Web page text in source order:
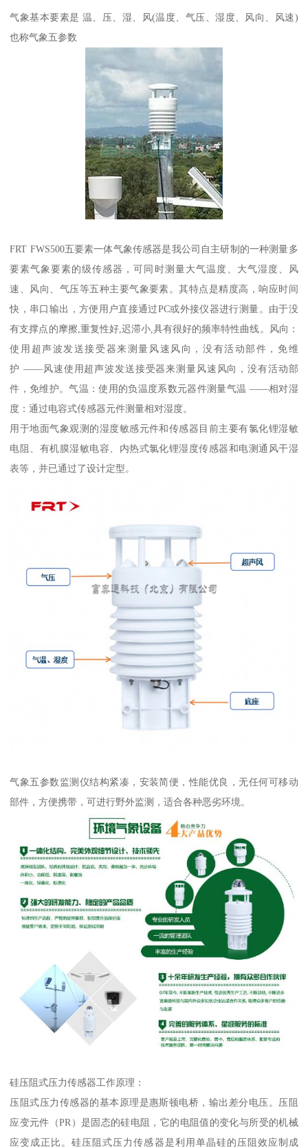
气象基本要素是 温、压、湿、风(温度、气压、湿度、风向、风速)
也称气象五参数
FRT FWS500五要素一体气象传感器是我公司自主研制的一种测量多
要素气象要素的级传感器，可同时测量大气温度、大气湿度、风
速、风向、气压等五种主要气象要素。其特点是精度高，响应时间
快，串口输出，方便用户直接通过PC或外接仪器进行测量。由于没
有支撑点的摩擦,重复性好,迟滞小,具有很好的频率特性曲线。风向：
使用超声波发送接受器来测量风速风向，没有活动部件，免维
护 ——风速使用超声波发送接受器来测量风速风向，没有活动部
件，免维护。气温：使用的负温度系数元器件测量气温 ——相对湿
度：通过电容式传感器元件测量相对湿度。
用于地面气象观测的湿度敏感元件和传感器目前主要有氯化锂湿敏
电阻、有机膜湿敏电容、内热式氯化锂湿度传感器和电测通风干湿
表等，并已通过了设计定型。
气象五参数监测仪结构紧凑，安装简便，性能优良，无任何可移动
部件，方便携带，可进行野外监测，适合各种恶劣环境。
硅压阻式压力传感器工作原理：
压阻式压力传感器的基本原理是惠斯顿电桥，输出差分电压。压阻
应变元件（PR）是固态的硅电阻，它的电阻值的变化与所受的机械
应变成正比。硅压阻式压力传感器是利用单晶硅的压阻效应制成